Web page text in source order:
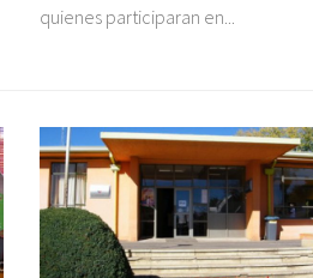
quienes participaran en...